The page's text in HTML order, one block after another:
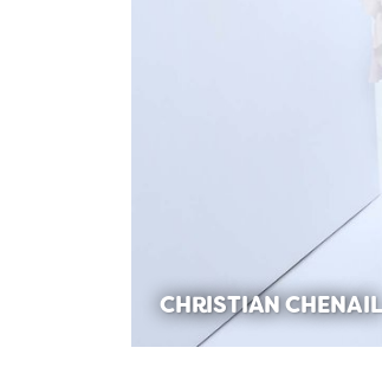
CHRISTIAN CHENAIL